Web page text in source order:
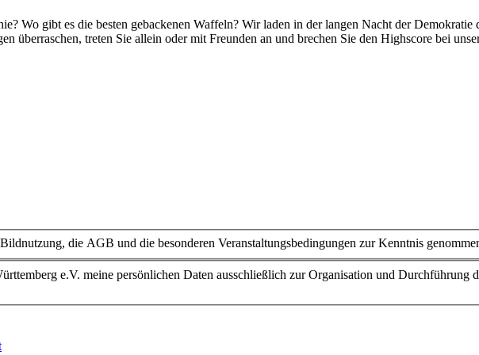
Wo gibt es die besten gebackenen Waffeln? Wir laden in der langen Nacht der
überraschen, treten Sie allein oder mit Freunden an und brechen Sie den Highscore bei
die AGB und die besonderen Veranstaltungsbedingungen zur Kenntnis
e.V. meine persönlichen Daten ausschließlich zur Organisation und Durchführung